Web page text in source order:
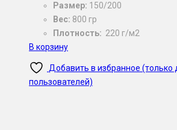
Размер: 150/200
Вес: 800 гр
Плотность: 220 г/м2
В корзину
Добавить в избранное (только
пользователей)